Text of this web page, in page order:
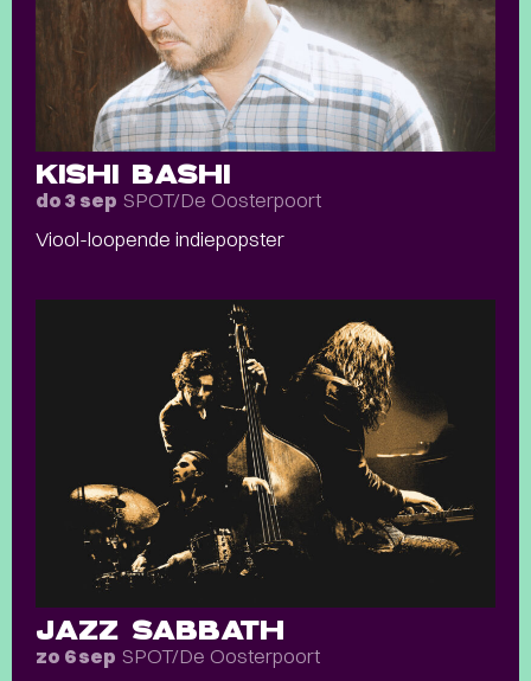
KISHI BASHI
do 3 sep SPOT/De Oosterpoort
Viool-loopende indiepopster
JAZZ SABBATH
zo 6 sep SPOT/De Oosterpoort